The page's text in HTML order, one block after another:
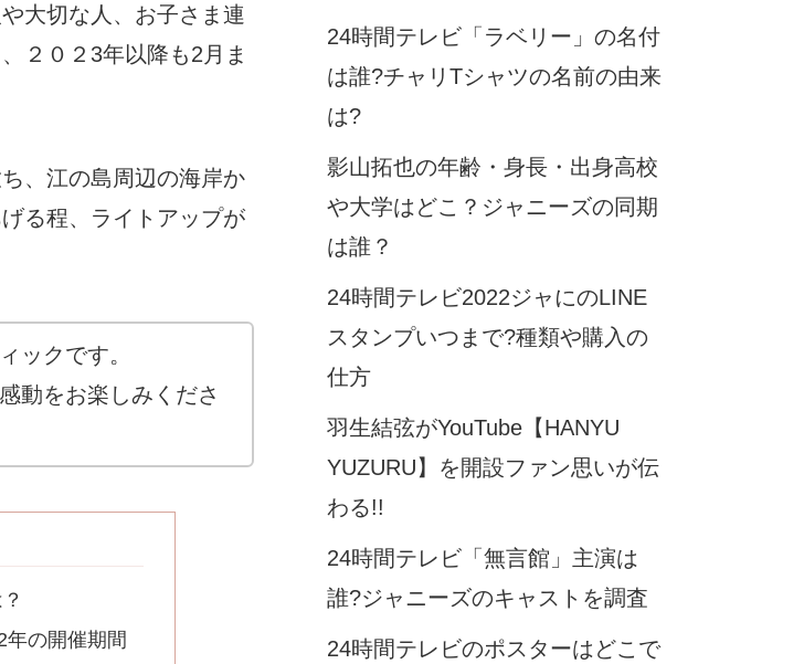
大切な人、お子さま連
２０２3年以降も2月ま
、江の島周辺の海岸か
る程、ライトアップが
ックです。
動をお楽しみくださ
の開催期間
24時間テレビ「ラベリー」の名付
は誰?チャリTシャツの名前の由来
は?
影山拓也の年齢・身長・出身高校
や大学はどこ？ジャニーズの同期
は誰？
24時間テレビ2022ジャにのLINE
スタンプいつまで?種類や購入の
仕方
羽生結弦がYouTube【HANYU
YUZURU】を開設ファン思いが伝
わる!!
24時間テレビ「無言館」主演は
誰?ジャニーズのキャストを調査
24時間テレビのポスターはどこで